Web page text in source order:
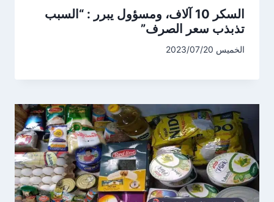
السكر 10 آلاف، ومسؤول يبرر : “السبب
تذبذب سعر الصرف”
الخميس 2023/07/20